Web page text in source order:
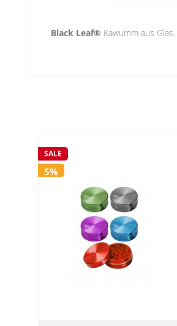
Black Leaf® Kawumm aus Glas.
SALE
5%